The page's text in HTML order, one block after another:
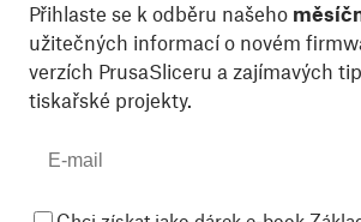
Přihlaste se k odběru našeho
užitečných informací o novém
verzích PrusaSliceru a zajímavých
tiskařské projekty.